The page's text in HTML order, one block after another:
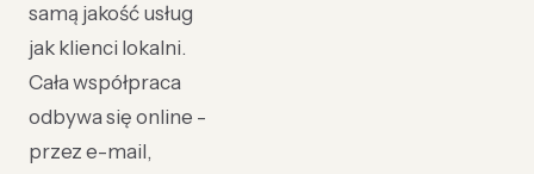
samą jakość usług
jak klienci lokalni.
Cała współpraca
odbywa się online -
przez e-mail,